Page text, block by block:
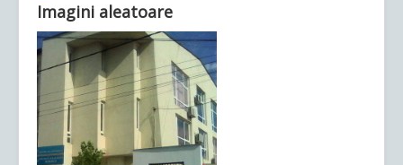
Ultimele articole: Vi, 04.11.2022 -
Județean Mehedinți
Imagini aleatoare